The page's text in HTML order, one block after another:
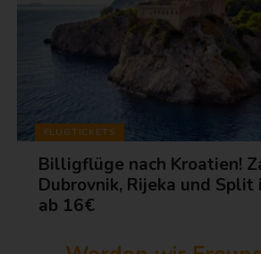
FLUGTICKETS
Billigflüge nach Kroatien!
Dubrovnik, Rijeka und Split
ab 16€